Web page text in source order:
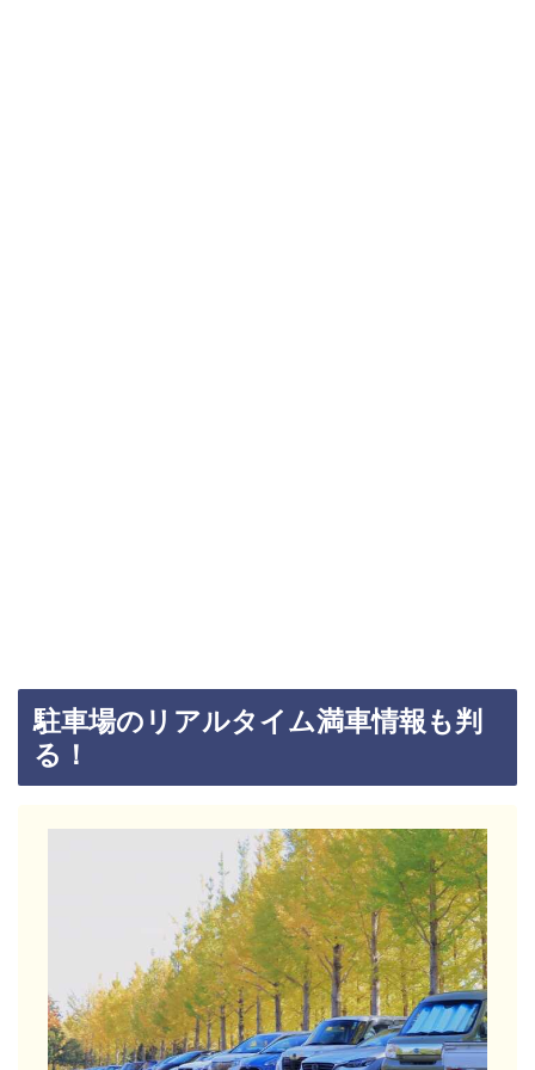
駐車場のリアルタイム満車情報も判
る！